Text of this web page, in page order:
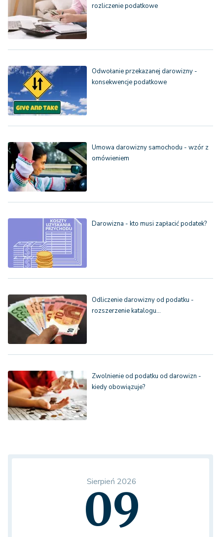
rozliczenie podatkowe
Odwołanie przekazanej darowizny -
konsekwencje podatkowe
Umowa darowizny samochodu - wzór z
omówieniem
Darowizna - kto musi zapłacić podatek?
Odliczenie darowizny od podatku -
rozszerzenie katalogu…
Zwolnienie od podatku od darowizn -
kiedy obowiązuje?
Sierpień 2026
09